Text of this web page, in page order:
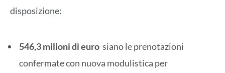
disposizione:
546,3 milioni di euro siano le prenotazioni
confermate con nuova modulistica per